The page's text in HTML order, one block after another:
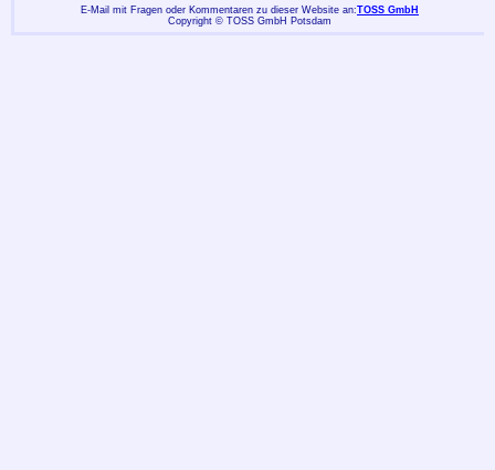
E-Mail mit Fragen oder Kommentaren zu dieser Website an:TOSS GmbH
Copyright © TOSS GmbH Potsdam